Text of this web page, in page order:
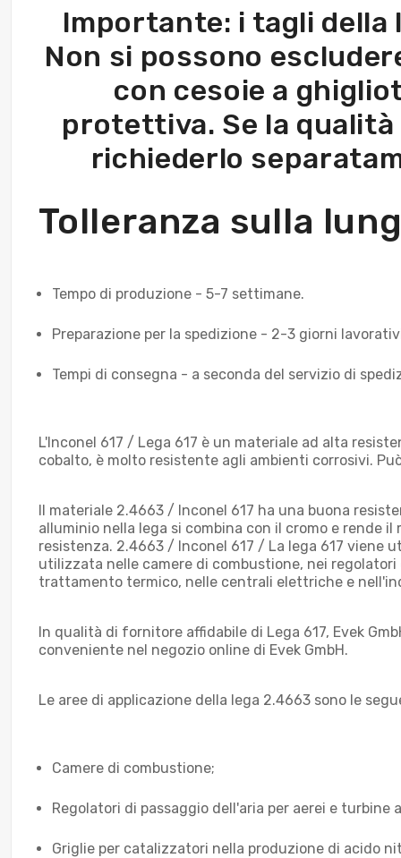
Importante: i tagli della
Non si possono
con cesoie a
protettiva. Se la
richiederlo
Tolleranza sulla
Tempo di produzione - 5-7 settimane.
Preparazione per la spedizione - 2-3 giorni
Tempi di consegna - a seconda del servizio di
L'Inconel 617 / Lega 617 è un materiale ad alta
cobalto, è molto resistente agli ambienti corrosivi.
Il materiale 2.4663 / Inconel 617 ha una buona
alluminio nella lega si combina con il cromo e rende
resistenza. 2.4663 / Inconel 617 / La lega 617 viene
utilizzata nelle camere di combustione, nei
trattamento termico, nelle centrali elettriche e
In qualità di fornitore affidabile di Lega 617, Evek
conveniente nel negozio online di Evek GmbH.
Le aree di applicazione della lega 2.4663 sono le
Camere di combustione;
Regolatori di passaggio dell'aria per aerei e turbine
Griglie per catalizzatori nella produzione di acido